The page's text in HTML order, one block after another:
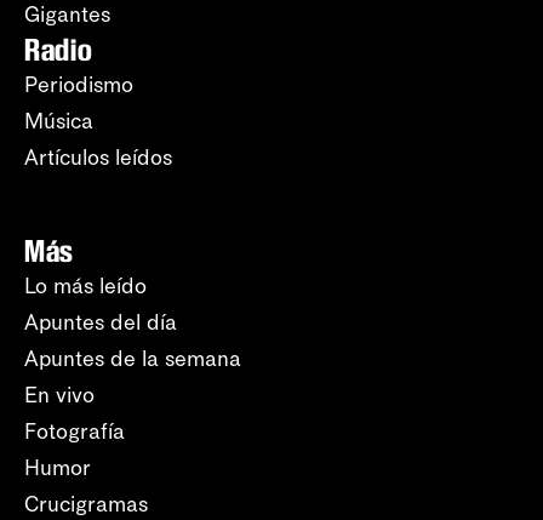
Gigantes
Radio
Periodismo
Música
Artículos leídos
Más
Lo más leído
Apuntes del día
Apuntes de la semana
En vivo
Fotografía
Humor
Crucigramas